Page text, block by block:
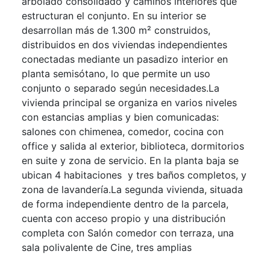
estructuran el conjunto. En su interior se
desarrollan más de 1.300 m² construidos,
distribuidos en dos viviendas independientes
conectadas mediante un pasadizo interior en
planta semisótano, lo que permite un uso
conjunto o separado según necesidades.La
vivienda principal se organiza en varios niveles
con estancias amplias y bien comunicadas:
salones con chimenea, comedor, cocina con
office y salida al exterior, biblioteca, dormitorios
en suite y zona de servicio. En la planta baja se
ubican 4 habitaciones y tres baños completos, y
zona de lavandería.La segunda vivienda, situada
de forma independiente dentro de la parcela,
cuenta con acceso propio y una distribución
completa con Salón comedor con terraza, una
sala polivalente de Cine, tres amplias